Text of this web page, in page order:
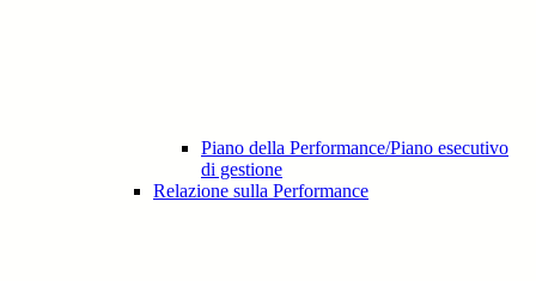
Piano della Performance/Piano esecutivo
di gestione
Relazione sulla Performance